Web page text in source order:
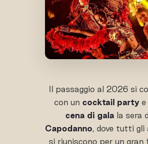
Il passaggio al 2026 si
con un cocktail partye
cena di gala la sera
Capodanno, dove tutti
si riuniscono per un gran